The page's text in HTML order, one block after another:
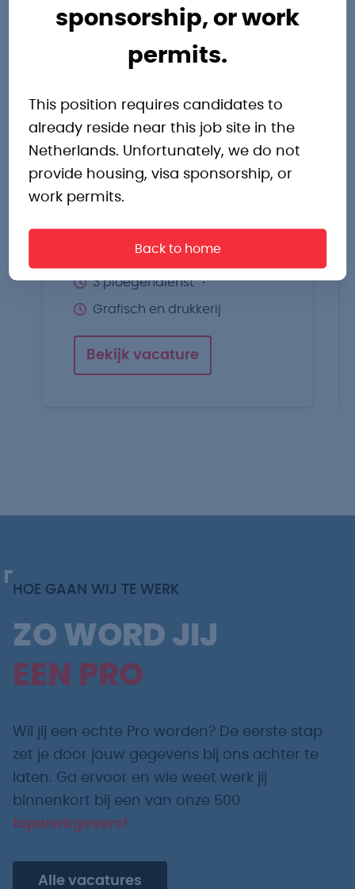
sponsorship, or work
permits.
This position requires candidates to
already reside near this job site in the
Netherlands. Unfortunately, we do not
provide housing, visa sponsorship, or
work permits.
Back to home
Operator Ridderkerk
Earn up to €4,000 gross per
month as a Printing Operator!
Ridderkerk
€3650,- tot €4100,- p.m.
3 ploegendienst
Grafisch en drukkerij
Bekijk vacature
HOE GAAN WIJ TE WERK
ZO WORD JIJ
EEN PRO
Wil jij een echte Pro worden? De eerste stap
zet je door jouw gegevens bij ons achter te
laten. Ga ervoor en wie weet werk jij
binnenkort bij een van onze 500
topwerkgevers!
Alle vacatures